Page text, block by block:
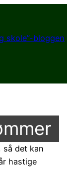
skole”-bloggen
så det kan
hastige